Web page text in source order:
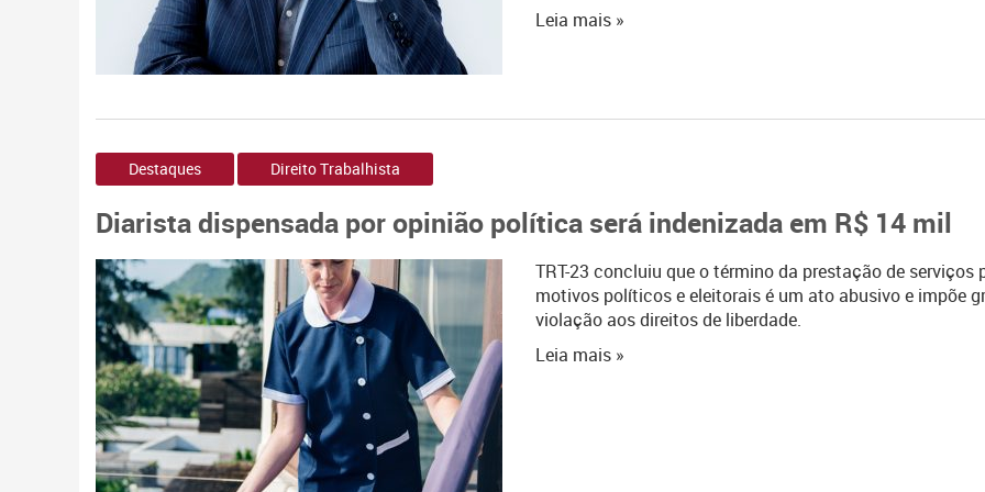
Leia mais »
Destaques Direito Trabalhista
Diarista dispensada por opinião política será indenizada em R$ 14 mil
TRT-23 concluiu que o término da prestação de serviços
motivos políticos e eleitorais é um ato abusivo e impõe
violação aos direitos de liberdade.
Leia mais »